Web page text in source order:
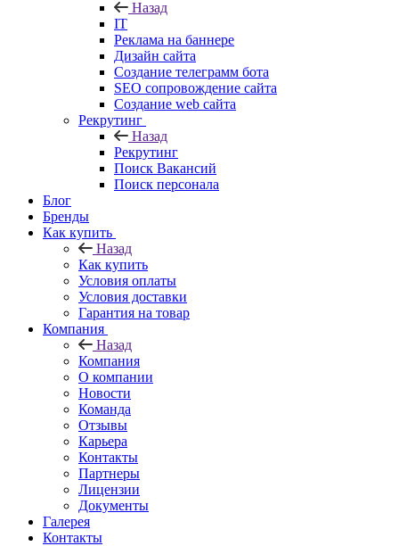
Назад
IT
Реклама на баннере
Дизайн сайта
Создание телеграмм бота
SEO сопровождение сайта
Создание web сайта
Рекрутинг
Назад
Рекрутинг
Поиск Вакансий
Поиск персонала
Блог
Бренды
Как купить
Назад
Как купить
Условия оплаты
Условия доставки
Гарантия на товар
Компания
Назад
Компания
О компании
Новости
Команда
Отзывы
Карьера
Контакты
Партнеры
Лицензии
Документы
Галерея
Контакты